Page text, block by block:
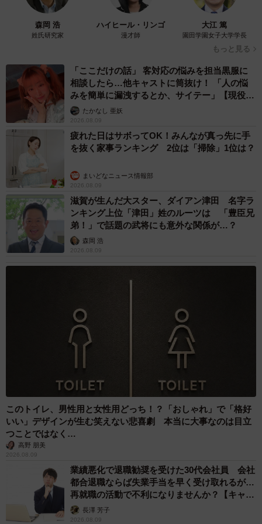
定のキャットフードはあまり食べなくなってしまいまし
5/6
クリスマスも飼い主さんの手作り料理を味わった2匹（提供写真）
◇ ◇
ととまるくん㊧とはんみちゃん（提供写真）
■Twitter:「ととまるとはんみ」（@totomaru_hanmi）
https://twitter.com/totomaru_hanmi
■YouTube:「グルメ猫の日常」
https://www.youtube.com/channel/UCQ8us649gfURQ5ZrpK
森岡 浩
姓氏研究家
ハイヒール・リンゴ
漫才師
大江 篤
園田学園女子大学学長
もっと見る
「ここだけの話」 客対応の悩みを担当黒服に
相談したら…他キャストに筒抜け！ 「人の悩
みを簡単に漏洩するとか、サイテー」【現役キ
ャストに取材】
たかなし 亜妖
2026.08.09
疲れた日はサボってOK！みんなが真っ先に手
を抜く家事ランキング 2位は「掃除」1位は？
まいどなニュース情報部
2026.08.09
滋賀が生んだ大スター、ダイアン津田 名字ラ
ンキング上位「津田」姓のルーツは 「豊臣兄
弟！」で話題の武将にも意外な関係が…？
森岡 浩
2026.08.09
このトイレ、男性用と女性用どっち！？「おしゃれ」で「格好
いい」デザインが生む笑えない悲喜劇 本当に大事なのは目立
つことではなく…
高野 朋美
2026.08.09
業績悪化で退職勧奨を受けた30代会社員 会社
都合退職ならば失業手当を早く受け取れるが…
再就職の活動で不利になりませんか？【キャリ
アカウンセラーが解説】
長澤 芳子
2026.08.09